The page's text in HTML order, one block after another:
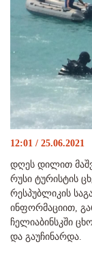
12:01 / 25.06.2021
დღეს დილით
რუსი ტურისტის
რესპუბლიკის
ინფორმაციით,
ჩელიაბინსკში
და გაუჩინარდა.